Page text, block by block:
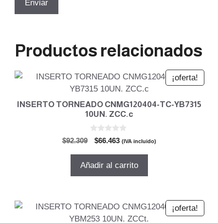
Productos relacionados
¡oferta!
INSERTO TORNEADO CNMG120404-TC-YB7315
10UN. ZCC.c
$92.309
El
original
$66.463El
actual
(IVA incluido)
Añadir al carrito
¡oferta!